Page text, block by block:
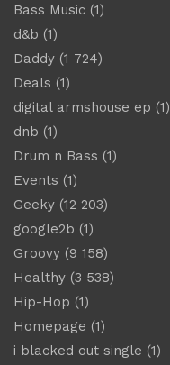
Bass Music (1)
d&b (1)
Daddy (1 724)
Deals (1)
digital armshouse ep (1)
dnb (1)
Drum n Bass (1)
Events (1)
Geeky (12 203)
google2b (1)
Groovy (9 158)
Healthy (3 538)
Hip-Hop (1)
Homepage (1)
i blacked out single (1)